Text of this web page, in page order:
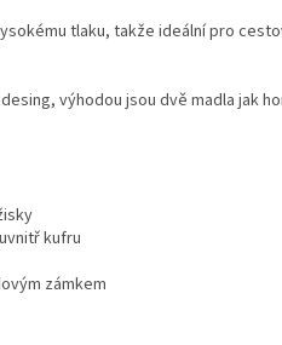
tlaku, takže ideální pro
výhodou jsou dvě madla jak
kufru
zámkem